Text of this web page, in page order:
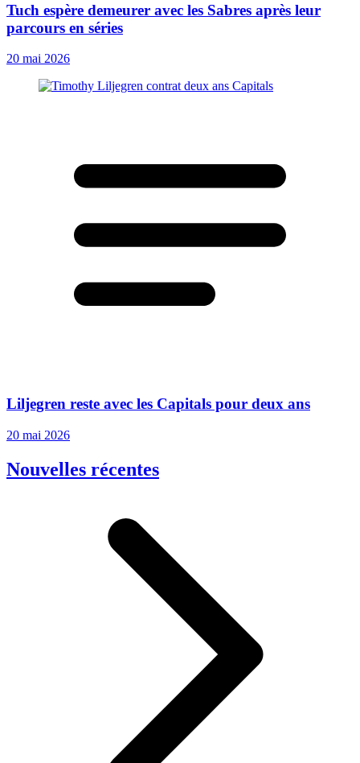
Tuch espère demeurer avec les Sabres après leur
parcours en séries
20 mai 2026
Liljegren reste avec les Capitals pour deux ans
20 mai 2026
Nouvelles récentes